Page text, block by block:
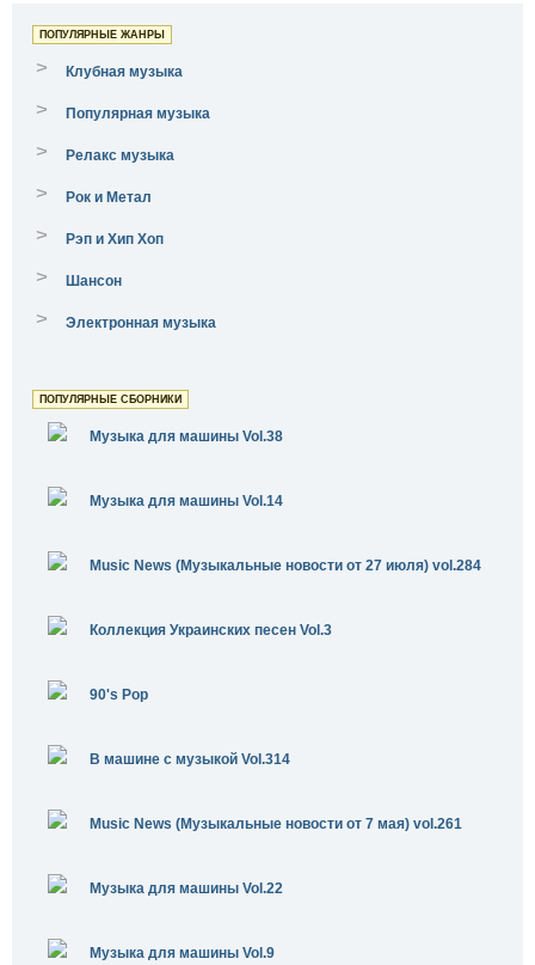
ПОПУЛЯРНЫЕ ЖАНРЫ
> Клубная музыка
> Популярная музыка
> Релакс музыка
> Рок и Метал
> Рэп и Хип Хоп
> Шансон
> Электронная музыка
ПОПУЛЯРНЫЕ СБОРНИКИ
Музыка для машины Vol.38
Музыка для машины Vol.14
Music News (Музыкальные новости от 27 июля) vol.284
Коллекция Украинских песен Vol.3
90's Pop
В машине с музыкой Vol.314
Music News (Музыкальные новости от 7 мая) vol.261
Музыка для машины Vol.22
Музыка для машины Vol.9